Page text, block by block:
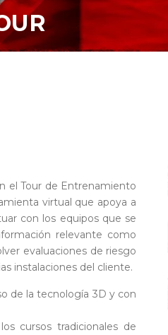
el Tour de Entrenamiento
virtual que apoya a
con los equipos que se
relevante como
evaluaciones de riesgo
instalaciones del cliente.
de la tecnología 3D y con
cursos tradicionales de